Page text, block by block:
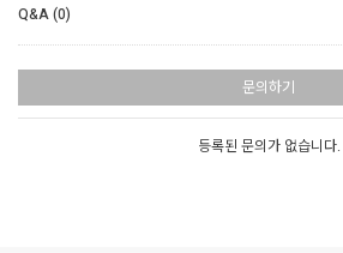
Q&A (0)
문의하기
등록된 문의가 없습니다.